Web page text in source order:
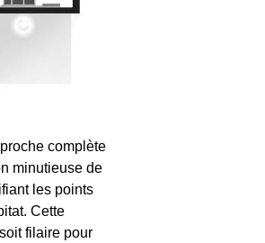
complète
minutieuse de
les points
Cette
filaire pour